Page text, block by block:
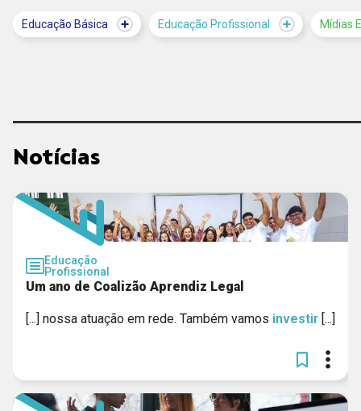
Educação Básica Educação Profissional Mídias
Notícias
Educação
Profissional
Um ano de Coalizão Aprendiz Legal
[...] nossa atuação em rede. Também vamos investir [...]